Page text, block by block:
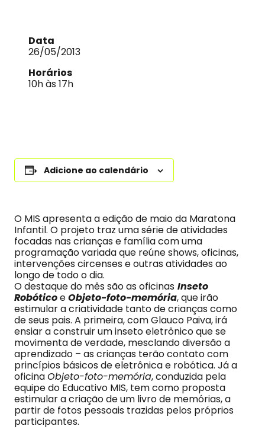
Data
26/05/2013
Horários
10h às 17h
Adicione ao calendário
O MIS apresenta a edição de maio da Maratona
Infantil. O projeto traz uma série de atividades
focadas nas crianças e família com uma
programação variada que reúne shows, oficinas,
intervenções circenses e outras atividades ao
longo de todo o dia.
O destaque do mês são as oficinas Inseto
RobóticoeObjeto-foto-memória, que irão
estimular a criatividade tanto de crianças como
de seus pais. A primeira, com Glauco Paiva, irá
ensiar a construir um inseto eletrônico que se
movimenta de verdade, mesclando diversão a
aprendizado – as crianças terão contato com
princípios básicos de eletrônica e robótica. Já a
oficinaObjeto-foto-memória, conduzida pela
equipe do Educativo MIS, tem como proposta
estimular a criação de um livro de memórias, a
partir de fotos pessoais trazidas pelos próprios
participantes.